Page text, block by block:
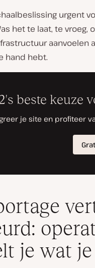
urgent
het te laat, te vroeg,
aanvoelen
hand hebt.
je wat